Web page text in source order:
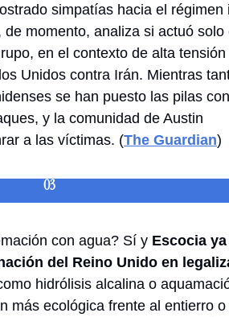
simpatías hacia el régimen
momento, analiza si actuó solo
en el contexto de alta tensión
Unidos contra Irán. Mientras
se han puesto las pilas
y la comunidad de Austin
a las víctimas. (The Guardian)
03
con agua? Sí y Escocia
del Reino Unido en
hidrólisis alcalina o
más ecológica frente al entierro o